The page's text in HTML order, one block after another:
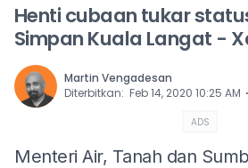
Henti cubaan tukar
Simpan Kuala Langat -
Martin Vengadesan
Diterbitkan: Feb 14, 2020 10:25 AM ⋅
ADS
Menteri Air, Tanah dan